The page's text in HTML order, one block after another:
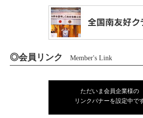
◎会員リンク Member's Link
ただいま会員企業様の
リンクバナーを設定中で